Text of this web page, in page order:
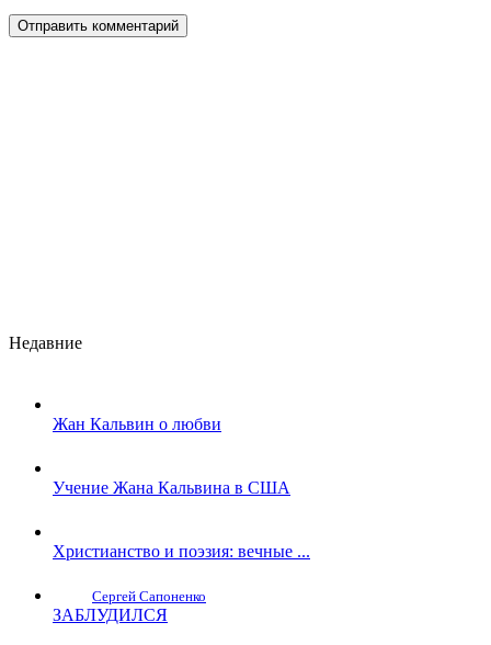
Недавние
Жан Кальвин о любви
Учение Жана Кальвина в США
Христианство и поэзия: вечные ...
Сергей Сапоненко
ЗАБЛУДИЛСЯ